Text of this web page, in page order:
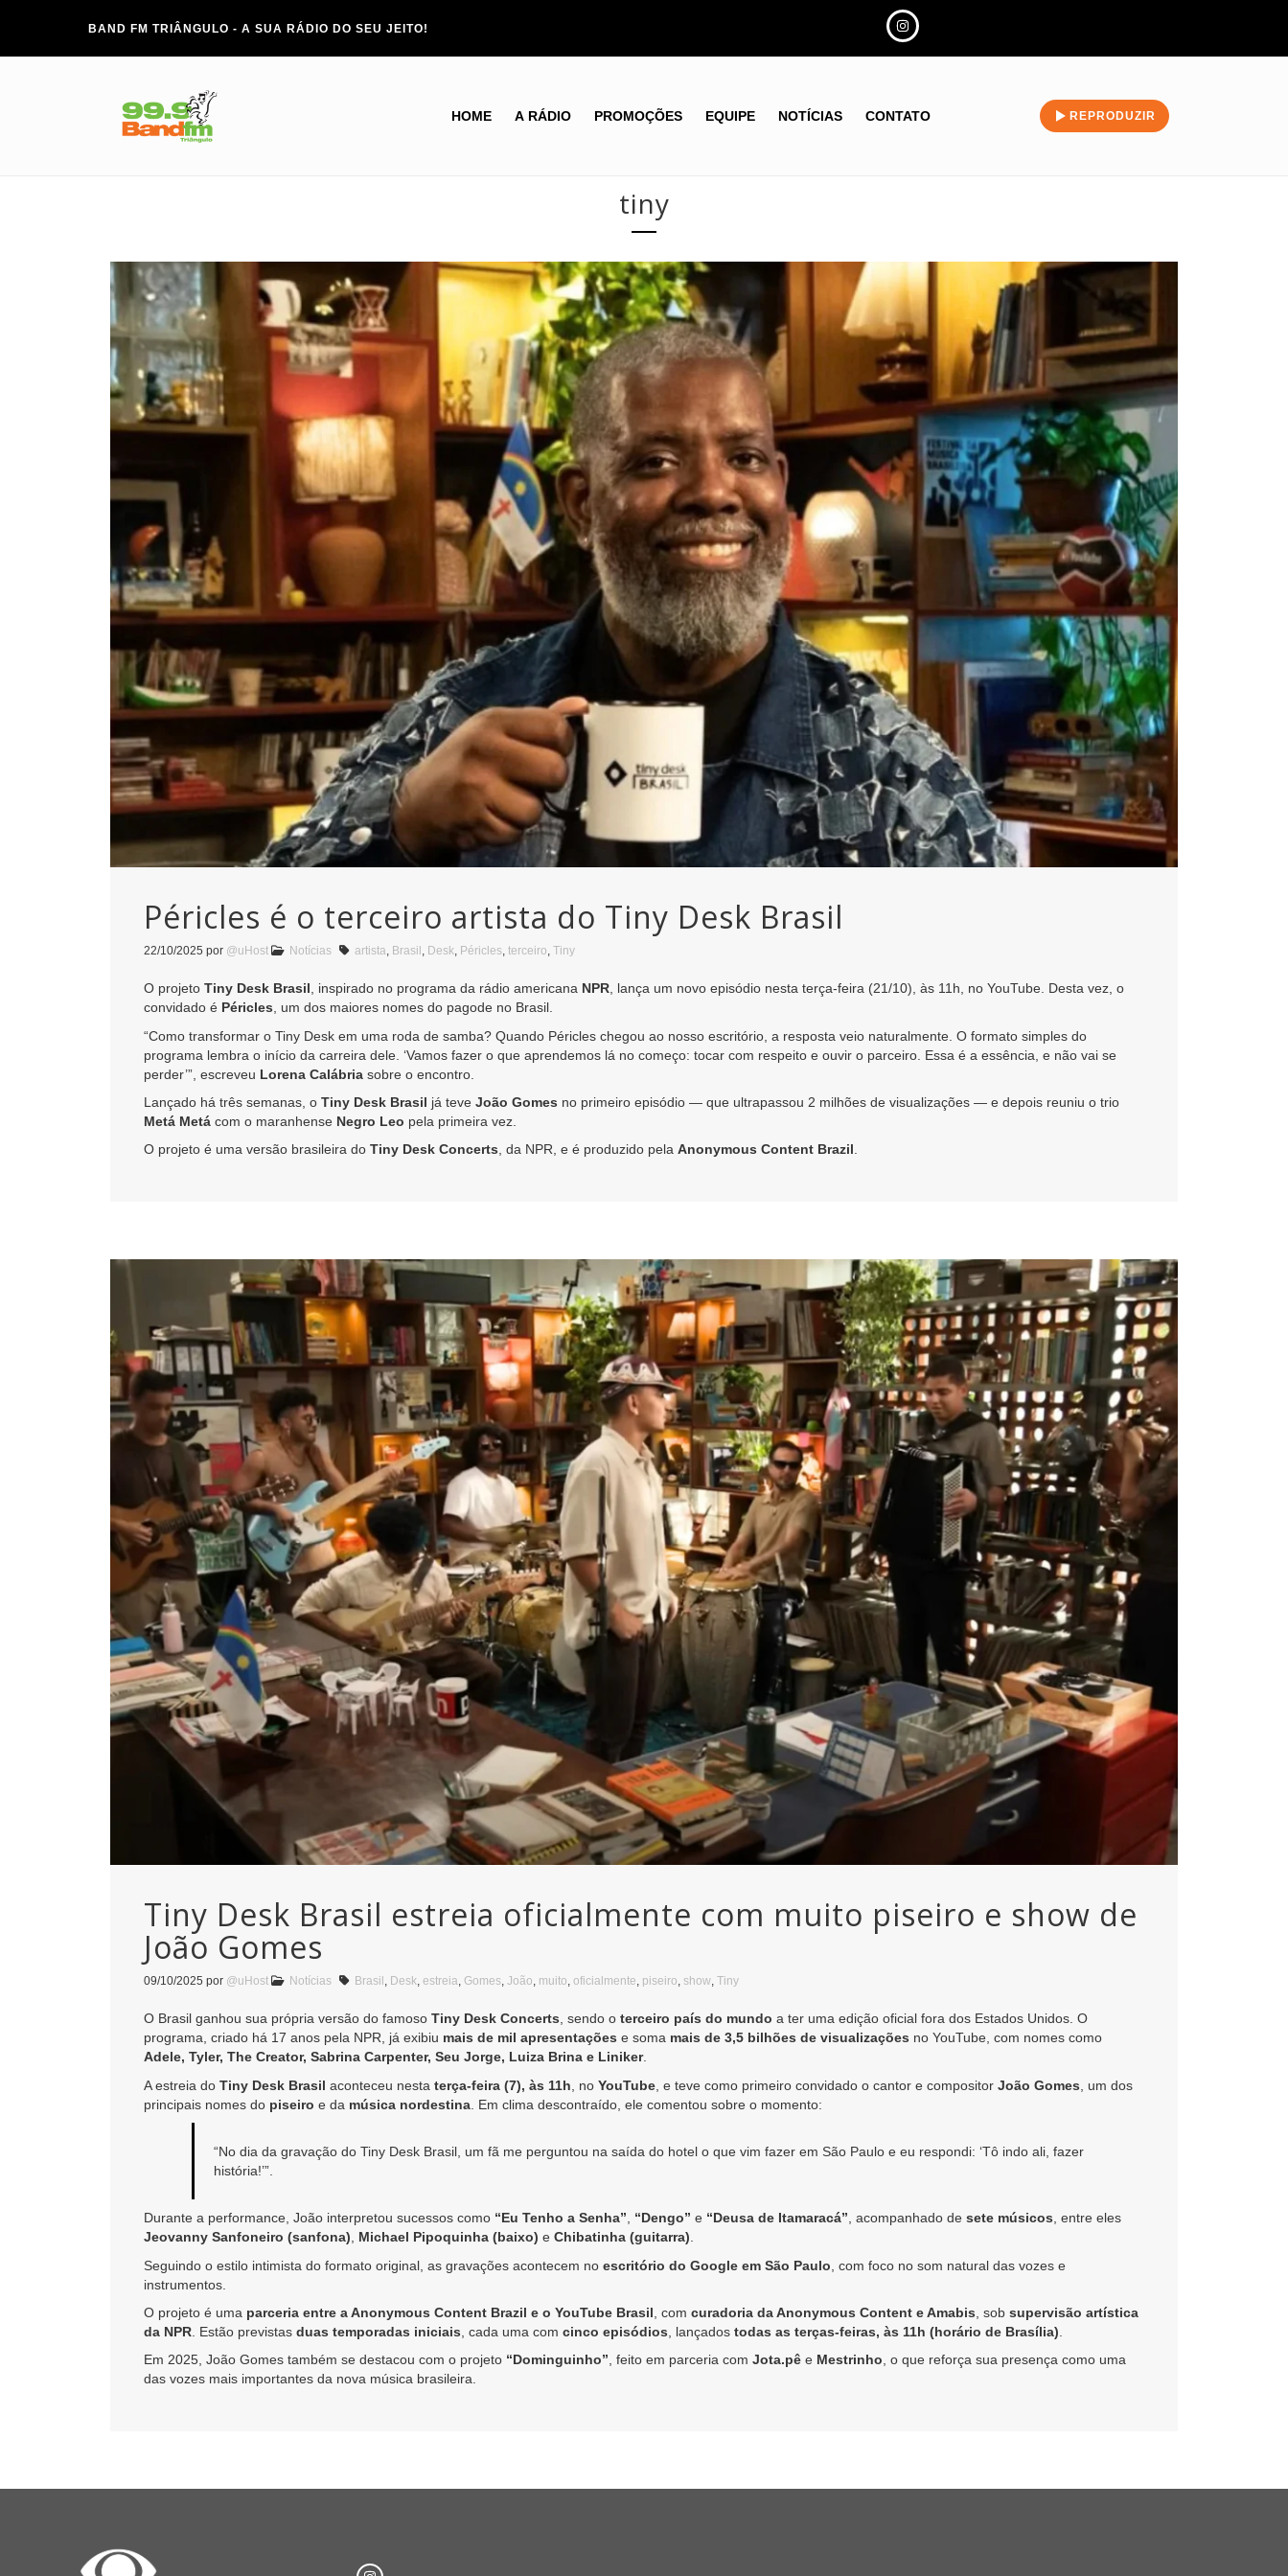
BAND FM TRIÂNGULO - A SUA RÁDIO DO SEU JEITO!
HOME A RÁDIO PROMOÇÕES EQUIPE NOTÍCIAS CONTATO REPRODUZIR
tiny
Péricles é o terceiro artista do Tiny Desk Brasil
22/10/2025 por @uHost Notícias artista, Brasil , Desk, Péricles, terceiro, Tiny
O projeto Tiny Desk Brasil , inspirado no programa da rádio americana NPR , lança um novo episódio nesta terça-feira (21/10), às 11h, no YouTube. Desta vez, o
convidado é Péricles , um dos maiores nomes do pagode no Brasil.
“Como transformar o Tiny Desk em uma roda de samba? Quando Péricles chegou ao nosso escritório, a resposta veio naturalmente. O formato simples do
programa lembra o início da carreira dele. ‘Vamos fazer o que aprendemos lá no começo: tocar com respeito e ouvir o parceiro. Essa é a essência, e não vai se
perder’”, escreveu Lorena Calábria sobre o encontro.
Lançado há três semanas, o Tiny Desk Brasil já teve João Gomes no primeiro episódio — que ultrapassou 2 milhões de visualizações — e depois reuniu o trio
Metá Metá com o maranhense Negro Leo pela primeira vez.
O projeto é uma versão brasileira do Tiny Desk Concerts, da NPR, e é produzido pela Anonymous Content Brazil.
Tiny Desk Brasil estreia oficialmente com muito piseiro e show de
João Gomes
09/10/2025 por @uHost Notícias Brasil , Desk, estreia, Gomes, João, muito, oficialmente, piseiro, show, Tiny
O Brasil ganhou sua própria versão do famoso Tiny Desk Concerts , sendo o terceiro país do mundo a ter uma edição oficial fora dos Estados Unidos. O
programa, criado há 17 anos pela NPR, já exibiu mais de mil apresentações e soma mais de 3,5 bilhões de visualizações no YouTube, com nomes como
Adele, Tyler, The Creator, Sabrina Carpenter, Seu Jorge, Luiza Brina e Liniker.
A estreia do Tiny Desk Brasil aconteceu nesta terça-feira (7), às 11h , no YouTube , e teve como primeiro convidado o cantor e compositor João Gomes , um dos
principais nomes do piseiro e da música nordestina . Em clima descontraído, ele comentou sobre o momento:
“No dia da gravação do Tiny Desk Brasil, um fã me perguntou na saída do hotel o que vim fazer em São Paulo e eu respondi: ‘Tô indo ali, fazer
história!’”.
Durante a performance, João interpretou sucessos como “Eu Tenho a Senha”, “Dengo” e “Deusa de Itamaracá”, acompanhado de sete músicos, entre eles
Jeovanny Sanfoneiro (sanfona), Michael Pipoquinha (baixo) e Chibatinha (guitarra).
Seguindo o estilo intimista do formato original, as gravações acontecem no escritório do Google em São Paulo , com foco no som natural das vozes e
instrumentos.
O projeto é uma parceria entre a Anonymous Content Brazil e o YouTube Brasil , com curadoria da Anonymous Content e Amabis , sob supervisão artística
da NPR . Estão previstas duas temporadas iniciais , cada uma com cinco episódios , lançados todas as terças-feiras, às 11h (horário de Brasília)
Em 2025, João Gomes também se destacou com o projeto “Dominguinho”, feito em parceria com Jota.pê e Mestrinho, o que reforça sua presença como uma
das vozes mais importantes da nova música brasileira.